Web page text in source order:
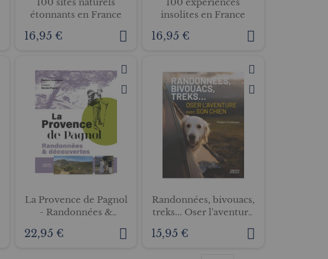
étonnants en France
16,95 €
insolites en France
16,95 €
La Provence de Pagnol
- Randonnées &
22,95 €
Randonnées, bivouacs,
treks... Oser l'aventure
15,95 €